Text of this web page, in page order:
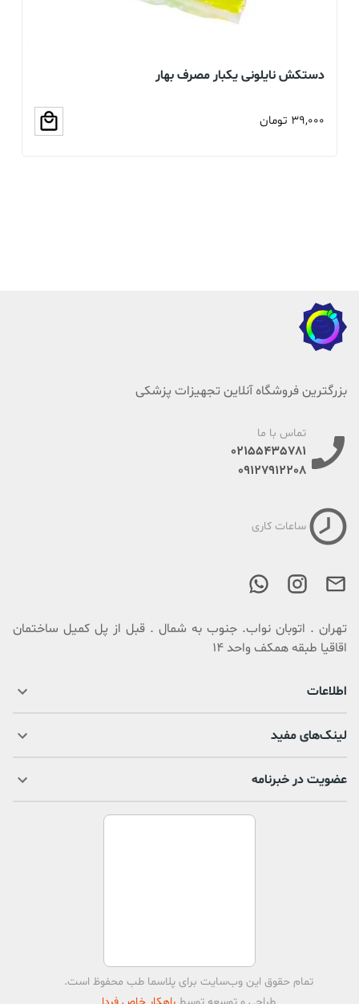
دستکش نایلونی یکبار مصرف بهار
39,000 تومان
بزرگترین فروشگاه آنلاین تجهیزات پزشکی
تماس با ما
02155435781
09127912208
ساعات کاری
تهران . اتوبان نواب. جنوب به شمال . قبل از پل کمیل ساختمان
اقاقیا طبقه همکف واحد 14
اطلاعات
لینک‌های مفید
عضویت در خبرنامه
تمام حقوق اين وب‌سايت برایپلاسما طب محفوظ است.